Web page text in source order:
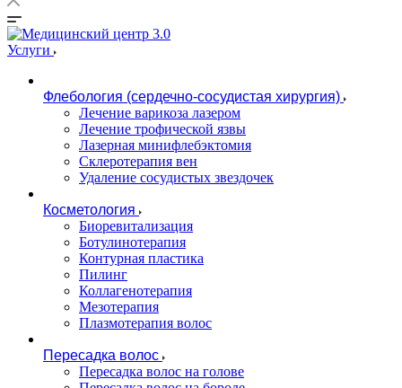
Услуги
Флебология (сердечно-сосудистая хирургия)
Лечение варикоза лазером
Лечение трофической язвы
Лазерная минифлебэктомия
Cклеротерапия вен
Удаление сосудистых звездочек
Косметология
Биоревитализация
Ботулинотерапия
Контурная пластика
Пилинг
Коллагенотерапия
Мезотерапия
Плазмотерапия волос
Пересадка волос
Пересадка волос на голове